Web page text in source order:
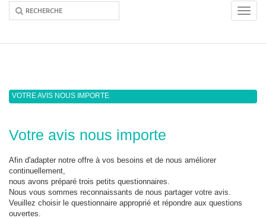
Vous êtes ici
VOTRE AVIS NOUS IMPORTE
Votre avis nous importe
Afin d'adapter notre offre à vos besoins et de nous améliorer
continuellement,
nous avons préparé trois petits questionnaires.
Nous vous sommes reconnaissants de nous partager votre avis.
Veuillez choisir le questionnaire approprié et répondre aux questions
ouvertes.